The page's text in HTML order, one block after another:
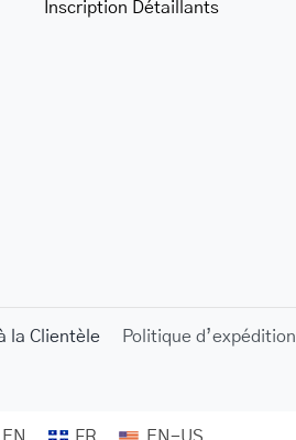
Inscription Détaillants
la Clientèle Politique d’expédition
EN FR